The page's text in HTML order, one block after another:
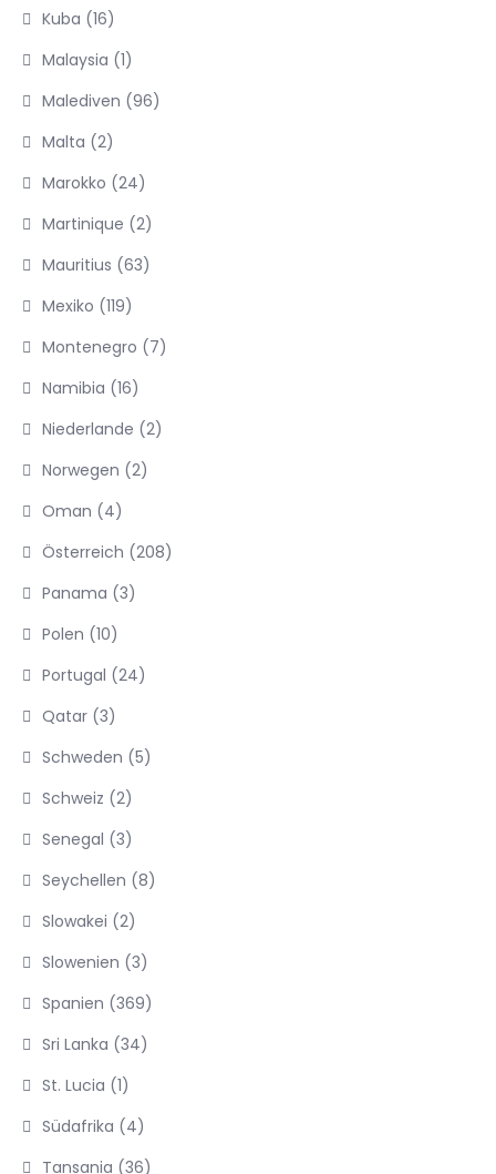
Kuba (16)
Malaysia (1)
Malediven (96)
Malta (2)
Marokko (24)
Martinique (2)
Mauritius (63)
Mexiko (119)
Montenegro (7)
Namibia (16)
Niederlande (2)
Norwegen (2)
Oman (4)
Österreich (208)
Panama (3)
Polen (10)
Portugal (24)
Qatar (3)
Schweden (5)
Schweiz (2)
Senegal (3)
Seychellen (8)
Slowakei (2)
Slowenien (3)
Spanien (369)
Sri Lanka (34)
St. Lucia (1)
Südafrika (4)
Tansania (36)